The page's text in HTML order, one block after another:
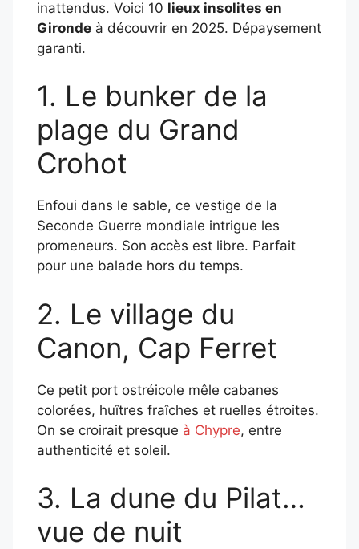
inattendus. Voici 10 lieux insolites en
Gironde à découvrir en 2025. Dépaysement
garanti.
1. Le bunker de la
plage du Grand
Crohot
Enfoui dans le sable, ce vestige de la
Seconde Guerre mondiale intrigue les
promeneurs. Son accès est libre. Parfait
pour une balade hors du temps.
2. Le village du
Canon, Cap Ferret
Ce petit port ostréicole mêle cabanes
colorées, huîtres fraîches et ruelles étroites.
On se croirait presque à Chypre, entre
authenticité et soleil.
3. La dune du Pilat…
vue de nuit